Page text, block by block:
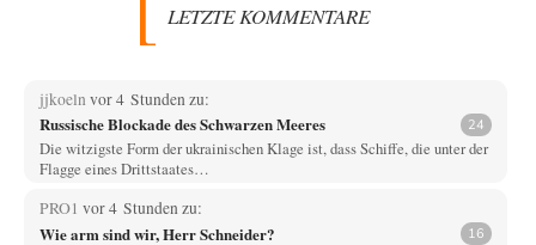
LETZTE KOMMENTARE
jjkoeln vor 4 Stunden zu:
Russische Blockade des Schwarzen Meeres 24
Die witzigste Form der ukrainischen Klage ist, dass Schiffe, die unter der
Flagge eines Drittstaates…
PRO1 vor 4 Stunden zu:
Wie arm sind wir, Herr Schneider? 16